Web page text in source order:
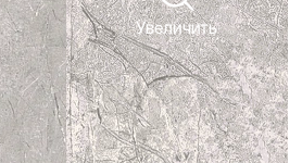
Увеличить